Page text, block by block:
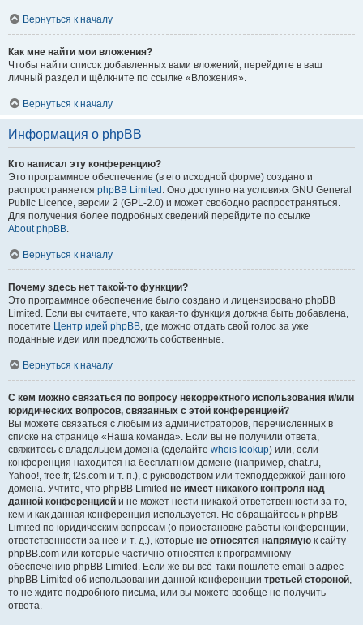
Вернуться к началу
Как мне найти мои вложения?
Чтобы найти список добавленных вами вложений, перейдите в ваш
личный раздел и щёлкните по ссылке «Вложения».
Вернуться к началу
Информация о phpBB
Кто написал эту конференцию?
Это программное обеспечение (в его исходной форме) создано и
распространяется phpBB Limited . Оно доступно на условиях GNU General
Public Licence, версии 2 (GPL-2.0) и может свободно распространяться.
Для получения более подробных сведений перейдите по ссылке
About phpBB.
Вернуться к началу
Почему здесь нет такой-то функции?
Это программное обеспечение было создано и лицензировано phpBB
Limited. Если вы считаете, что какая-то функция должна быть добавлена,
посетите Центр идей phpBB, где можно отдать свой голос за уже
поданные идеи или предложить собственные.
Вернуться к началу
С кем можно связаться по вопросу некорректного использования и/или
юридических вопросов, связанных с этой конференцией?
Вы можете связаться с любым из администраторов, перечисленных в
списке на странице «Наша команда». Если вы не получили ответа,
свяжитесь с владельцем домена (сделайте whois lookup) или, если
конференция находится на бесплатном домене (например, chat.ru,
Yahoo!, free.fr, f2s.com и т. п.), с руководством или техподдержкой данного
домена. Учтите, что phpBB Limited не имеет никакого контроля над
данной конференцией и не может нести никакой ответственности за то,
кем и как данная конференция используется. Не обращайтесь к phpBB
Limited по юридическим вопросам (о приостановке работы конференции,
ответственности за неё и т. д.), которые не относятся напрямую к сайту
phpBB.com или которые частично относятся к программному
обеспечению phpBB Limited. Если же вы всё-таки пошлёте email в адрес
phpBB Limited об использовании данной конференции третьей стороной,
то не ждите подробного письма, или вы можете вообще не получить
ответа.